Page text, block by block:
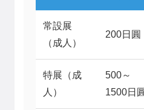
常設展
（成人）
200日圓
特展（成
人）
500～
1500日圓